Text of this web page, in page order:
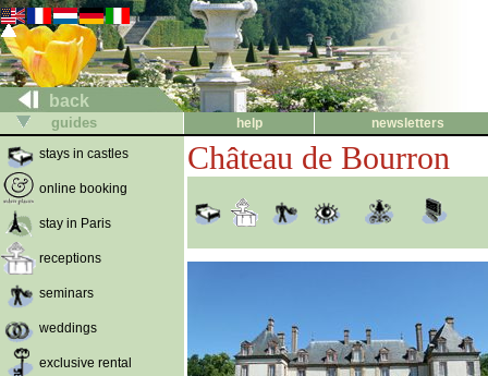
back
guides help
newsletters
stays in castles
online booking
stay in Paris
receptions
seminars
weddings
exclusive rental
Château de Bourron